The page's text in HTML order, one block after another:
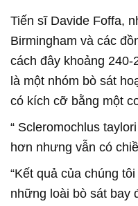
Tiến sĩ Davide Foffa,
Birmingham và các
cách đây khoảng
là một nhóm bò sát
có kích cỡ bằng một
“ Scleromochlus
hơn nhưng vẫn có
“Kết quả của chúng
những loài bò sát bay